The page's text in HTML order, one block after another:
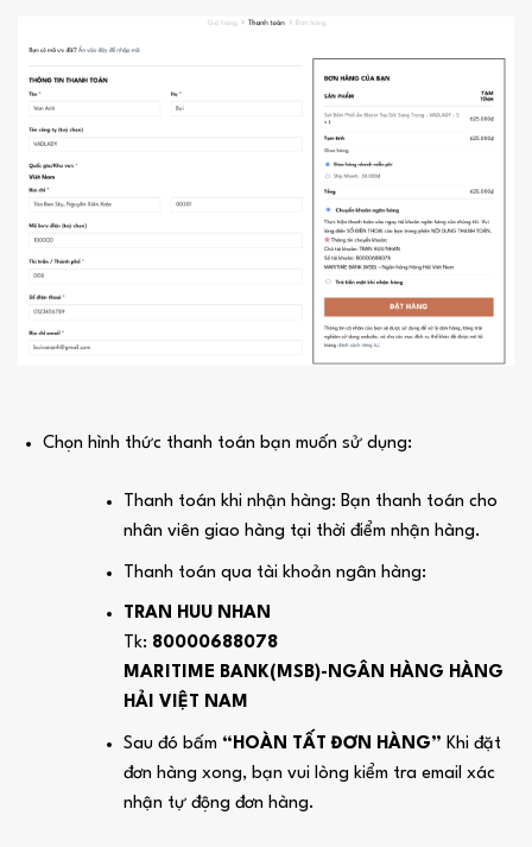
Chọn hình thức thanh toán bạn muốn sử dụng:
Thanh toán khi nhận hàng: Bạn thanh toán cho
nhân viên giao hàng tại thời điểm nhận hàng.
Thanh toán qua tài khoản ngân hàng:
TRAN HUU NHAN
Tk: 80000688078
MARITIME BANK(MSB)-NGÂN HÀNG HÀNG
HẢI VIỆT NAM
Sau đó bấm “HOÀN TẤT ĐƠN HÀNG” Khi đặt
đơn hàng xong, bạn vui lòng kiểm tra email xác
nhận tự động đơn hàng.